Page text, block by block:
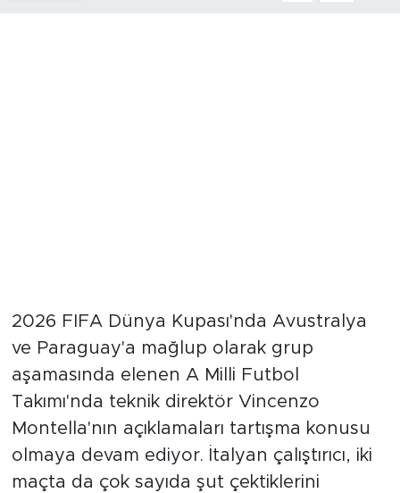
2026 FIFA Dünya Kupası'nda Avustralya
ve Paraguay'a mağlup olarak grup
aşamasında elenen A Milli Futbol
Takımı'nda teknik direktör Vincenzo
Montella'nın açıklamaları tartışma konusu
olmaya devam ediyor. İtalyan çalıştırıcı, iki
maçta da çok sayıda şut çektiklerini